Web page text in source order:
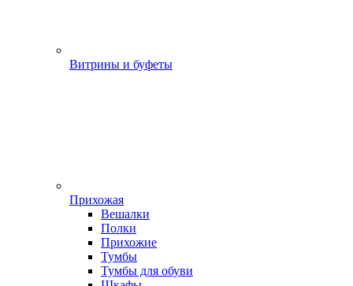
Витрины и буфеты
Прихожая
Вешалки
Полки
Прихожие
Тумбы
Тумбы для обуви